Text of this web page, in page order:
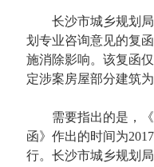
长沙市城乡规划局
划专业咨询意见的复
施消除影响。该复函
定涉案房屋部分建筑
需要指出的是，《
函》作出的时间为
行。长沙市城乡规划